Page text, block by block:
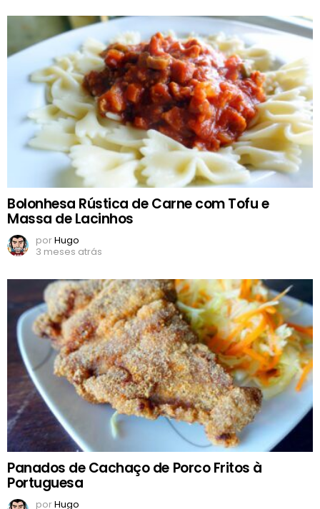
Bolonhesa Rústica de Carne com Tofu e
Massa de Lacinhos
porHugo
3 meses atrás
Panados de Cachaço de Porco Fritos à
Portuguesa
porHugo